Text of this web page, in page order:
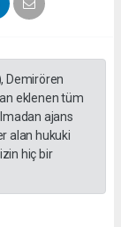
Demirören
eklenen tüm
ajans
alan hukuki
hiç bir